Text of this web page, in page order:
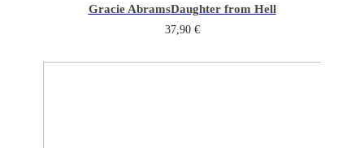
Gracie AbramsDaughter from Hell
37,90 €